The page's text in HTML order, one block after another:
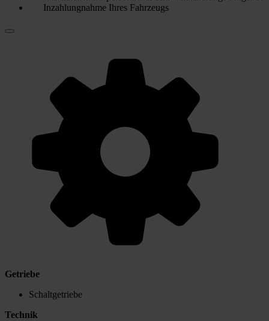
Inzahlungnahme Ihres Fahrzeugs
Getriebe
Schaltgetriebe
Technik